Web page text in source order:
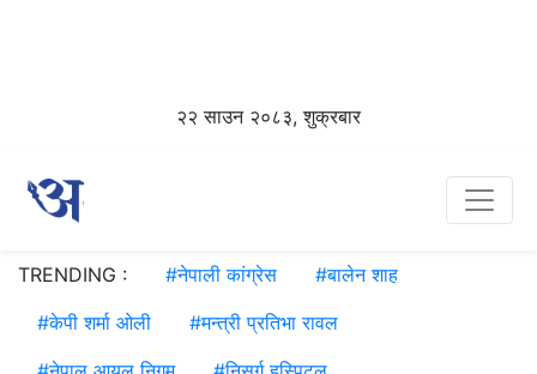
२२ साउन २०८३, शुक्रबार
TRENDING : #नेपाली कांग्रेस #बालेन शाह
#केपी शर्मा ओली #मन्त्री प्रतिभा रावल